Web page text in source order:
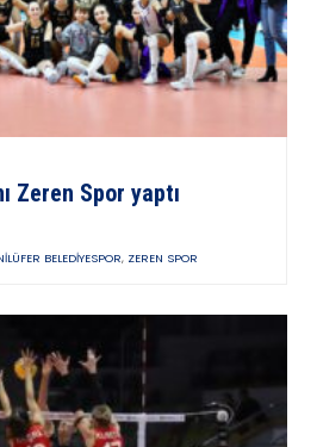
Zeren Spor yaptı
BELEDIYESPOR, ZEREN SPOR